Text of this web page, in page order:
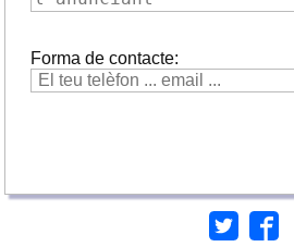
Forma de contacte: